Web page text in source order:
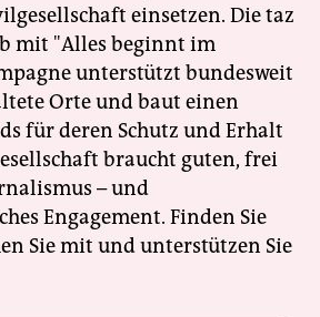
einsetzen. Die taz
mit "Alles beginnt im
unterstützt bundesweit
Orte und baut einen
für deren Schutz und Erhalt
braucht guten, frei
– und
Engagement. Finden Sie
Sie mit und unterstützen Sie